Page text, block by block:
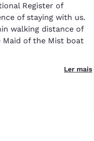
Register of
of staying with us.
walking distance of
Maid of the Mist boat
Ler mais